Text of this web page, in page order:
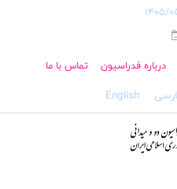
1405/
درباره فدراسیون تماس با ما
English